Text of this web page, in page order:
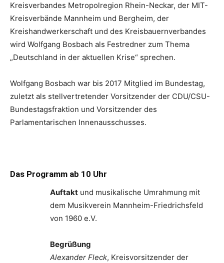
Kreisverbandes Metropolregion Rhein-Neckar, der MIT-
Kreisverbände Mannheim und Bergheim, der
Kreishandwerkerschaft und des Kreisbauernverbandes
wird Wolfgang Bosbach als Festredner zum Thema
„Deutschland in der aktuellen Krise“ sprechen.
Wolfgang Bosbach war bis 2017 Mitglied im Bundestag,
zuletzt als stellvertretender Vorsitzender der CDU/CSU-
Bundestagsfraktion und Vorsitzender des
Parlamentarischen Innenausschusses.
Das Programm ab 10 Uhr
Auftakt und musikalische Umrahmung mit
dem Musikverein Mannheim-Friedrichsfeld
von 1960 e.V.
Begrüßung
Alexander Fleck, Kreisvorsitzender der